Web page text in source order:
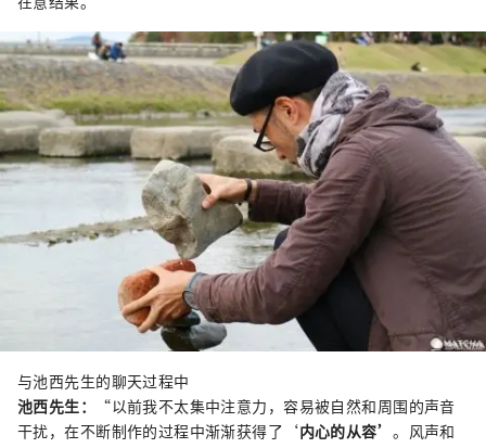
与池西先生的聊天过程中
池西先生：
“以前我不太集中注意力，容易被自然和周围的声音
干扰，在不断制作的过程中渐渐获得了‘内心的从容’。风声和